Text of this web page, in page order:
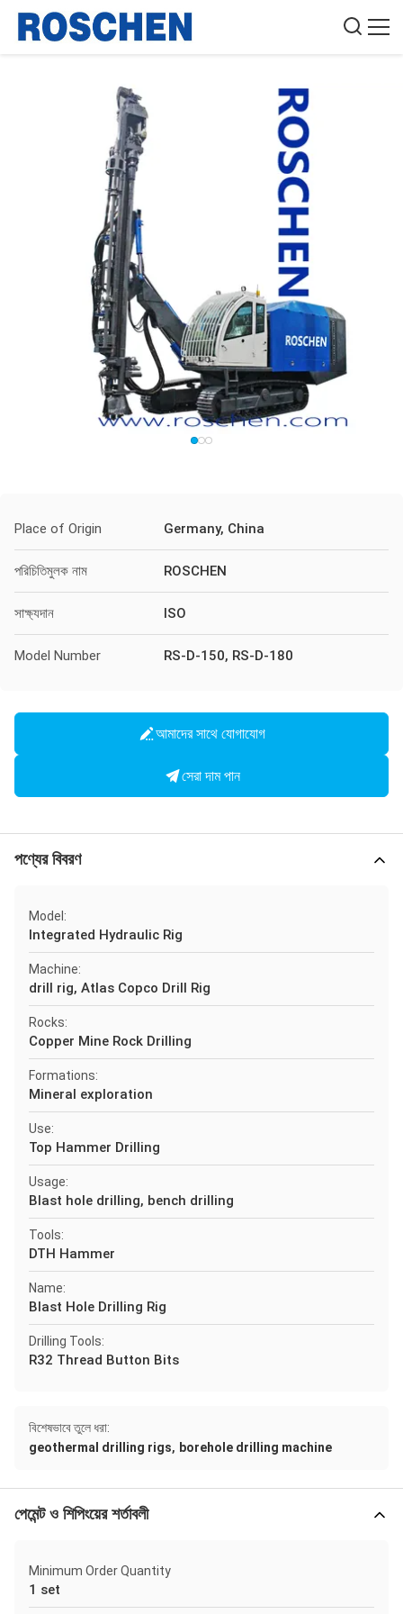
Place of Origin Germany, China
পরিচিতিমুলক নাম ROSCHEN
সাক্ষ্যদান ISO
Model Number RS-D-150, RS-D-180
আমাদের সাথে যোগাযোগ
সেরা দাম পান
পণ্যের বিবরণ
Model:
Integrated Hydraulic Rig
Machine:
drill rig, Atlas Copco Drill Rig
Rocks:
Copper Mine Rock Drilling
Formations:
Mineral exploration
Use:
Top Hammer Drilling
Usage:
Blast hole drilling, bench drilling
Tools:
DTH Hammer
Name:
Blast Hole Drilling Rig
Drilling Tools:
R32 Thread Button Bits
বিশেষভাবে তুলে ধরা:
geothermal drilling rigs, borehole drilling machine
পেমেন্ট ও শিপিংয়ের শর্তাবলী
Minimum Order Quantity
1 set